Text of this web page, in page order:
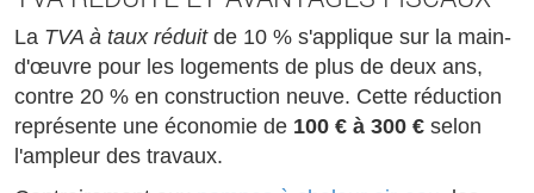
La TVA à taux réduitde 10 % s'applique sur la main-
d'œuvre pour les logements de plus de deux ans,
contre 20 % en construction neuve. Cette réduction
représente une économie de 100 € à 300 € selon
l'ampleur des travaux.